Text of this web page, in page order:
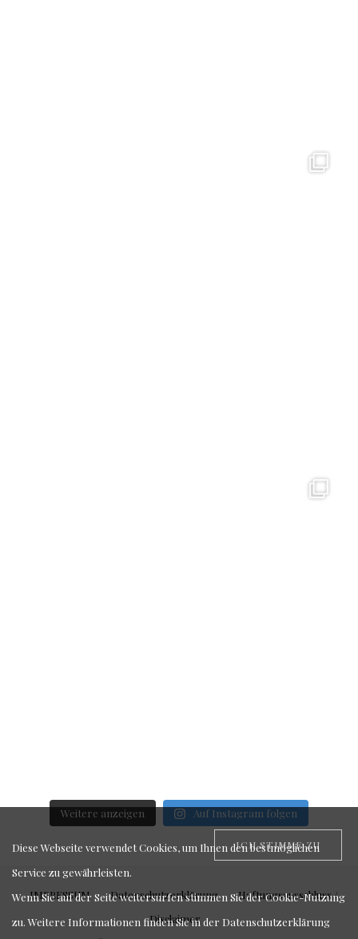
Weitere anzeigen Auf Instagram folgen
IMPRESSUM Datenschutzerklärung
Haftungsausschluss /
Disclaimer
ICH STIMME ZU
Diese Webseite verwendet Cookies, um Ihnen den bestmöglichen
Service zu gewährleisten.
Wenn Sie auf der Seite weitersurfen stimmen Sie der Cookie-Nutzung
zu. Weitere Informationen finden Sie in der Datenschutzerklärung